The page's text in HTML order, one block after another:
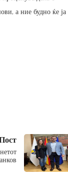
а ние будно ќе ја